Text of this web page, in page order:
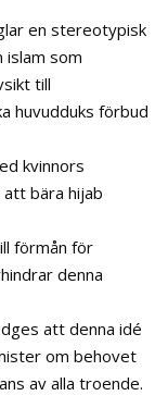
en stereotypisk
islam som
till
huvudduks förbud
kvinnors
bära hijab
förmån för
denna
att denna idé
om behovet
av alla troende.